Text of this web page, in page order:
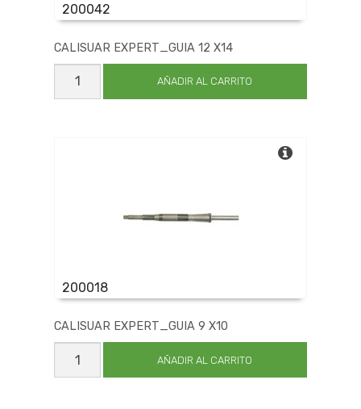
200042
CALISUAR EXPERT_GUIA 12 X14
CALISUAR
EXPERT_GUIA
AÑADIR AL CARRITO
200018
CALISUAR EXPERT_GUIA 9 X10
CALISUAR
EXPERT_GUIA
9
AÑADIR AL CARRITO